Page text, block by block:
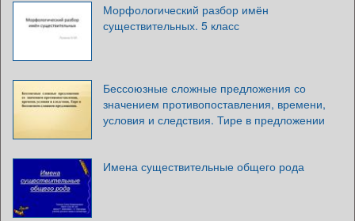
Морфологический разбор имён
существительных. 5 класс
Бессоюзные сложные предложения со
значением противопоставления, времени,
условия и следствия. Тире в предложении
Имена существительные общего рода